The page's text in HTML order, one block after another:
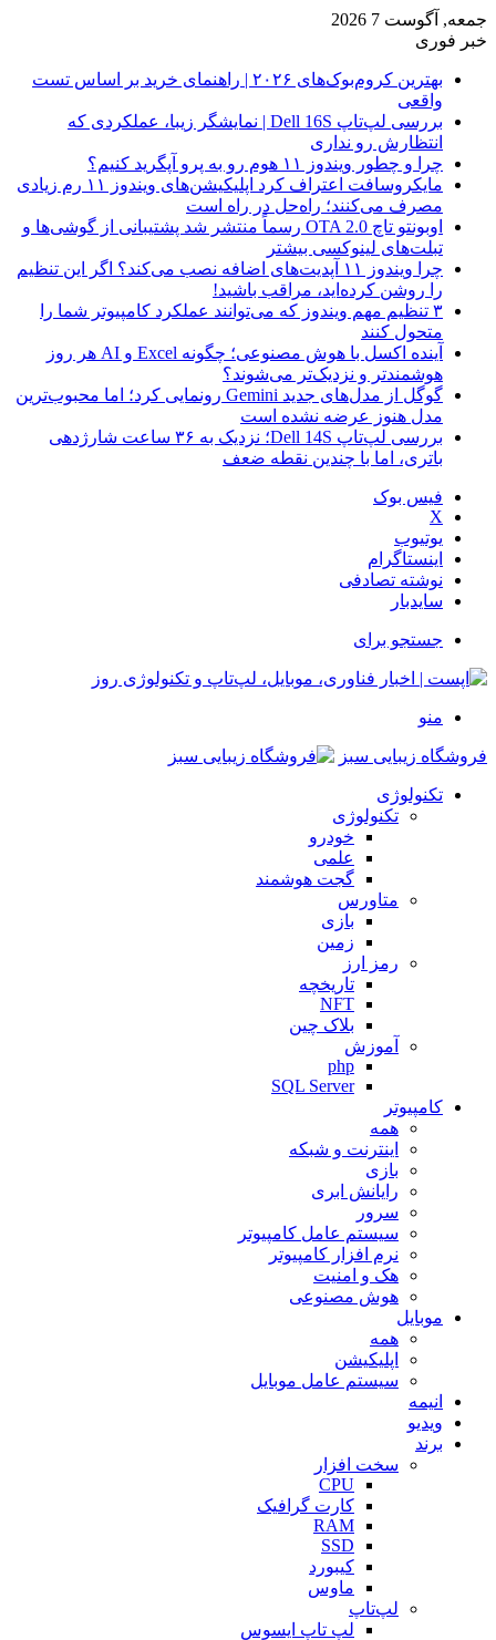
جمعه, آگوست 7 2026
خبر فوری
بهترین کروم‌بوک‌های ۲۰۲۶ | راهنمای خرید بر اساس تست
واقعی
بررسی لپ‌تاپ Dell 16S | نمایشگر زیبا، عملکردی که
انتظارش رو نداری
چرا و چطور ویندوز ۱۱ هوم رو به پرو آپگرید کنیم؟
مایکروسافت اعتراف کرد اپلیکیشن‌های ویندوز ۱۱ رم زیادی
مصرف می‌کنند؛ راه‌حل در راه است
اوبونتو تاچ OTA 2.0 رسماً منتشر شد پشتیبانی از گوشی‌ها و
تبلت‌های لینوکسی بیشتر
چرا ویندوز ۱۱ آپدیت‌های اضافه نصب می‌کند؟ اگر این تنظیم
را روشن کرده‌اید، مراقب باشید!
۳ تنظیم مهم ویندوز که می‌توانند عملکرد کامپیوتر شما را
متحول کنند
آینده اکسل با هوش مصنوعی؛ چگونه Excel و AI هر روز
هوشمندتر و نزدیک‌تر می‌شوند؟
گوگل از مدل‌های جدید Gemini رونمایی کرد؛ اما محبوب‌ترین
مدل هنوز عرضه نشده است
بررسی لپ‌تاپ Dell 14S؛ نزدیک به ۳۶ ساعت شارژدهی
باتری، اما با چندین نقطه ضعف
فیس بوک
X
یوتیوب
اینستاگرام
نوشته تصادفی
سایدبار
جستجو برای
منو
فروشگاه زیبایی سبز
تکنولوژی
تکنولوژی
خودرو
علمی
گجت هوشمند
متاورس
بازی
زمین
رمز ارز
تاریخچه
NFT
بلاک چین
آموزش
php
SQL Server
کامپیوتر
همه
اینترنت و شبکه
بازی
رایانش ابری
سرور
سیستم عامل کامپیوتر
نرم افزار کامپیوتر
هک و امنیت
هوش مصنوعی
موبایل
همه
اپلیکیشن
سیستم عامل موبایل
انیمه
ویدیو
برند
سخت افزار
CPU
کارت گرافیک
RAM
SSD
کیبورد
ماوس
لپ‌تاپ
لپ تاپ ایسوس